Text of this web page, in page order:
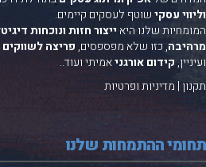
עסקישוטף לעסקים קיימים.
שלנו היאייצור חזות ונוכחות
, כזו שלא מפספסים,פריצה לשווקים
קידום אורגניאמיתי ועוד..
|מדיניות ופרטיות
ההתמחות שלנו